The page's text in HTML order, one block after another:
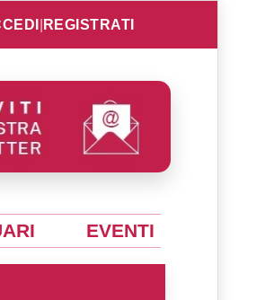
REGISTRATI
EVENTI